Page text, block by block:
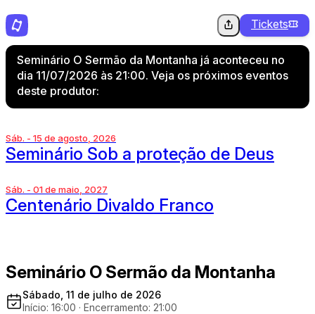
Tickets
Seminário O Sermão da Montanha já aconteceu no
dia 11/07/2026 às 21:00. Veja os próximos eventos
deste produtor:
Sáb. - 15 de agosto, 2026
Seminário Sob a proteção de Deus
Sáb. - 01 de maio, 2027
Centenário Divaldo Franco
Seminário O Sermão da Montanha
Sábado, 11 de julho de 2026
Início: 16:00 · Encerramento: 21:00